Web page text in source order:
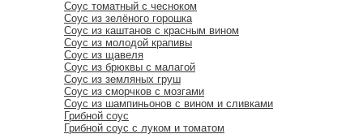
Соус томатный с чесноком
Соус из зелёного горошка
Соус из каштанов с красным вином
Соус из молодой крапивы
Соус из щавеля
Соус из брюквы с малагой
Соус из земляных груш
Соус из сморчков с мозгами
Соус из шампиньонов с вином и сливками
Грибной соус
Грибной соус с луком и томатом